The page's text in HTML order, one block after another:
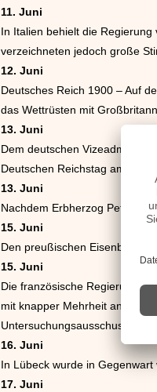
11. Juni
In Italien behielt die
verzeichneten jedoch große
12. Juni
Deutsches Reich 1900 – Auf
das Wettrüsten mit
13. Juni
Dem deutschen Vizeadmiral
Deutschen Reichstag am
13. Juni
Nachdem Erbherzog Peter
15. Juni
Den preußischen
15. Juni
Die französische Regierung
mit knapper Mehrheit an einer
Untersuchungsausschuss
16. Juni
In Lübeck wurde in
17. Juni